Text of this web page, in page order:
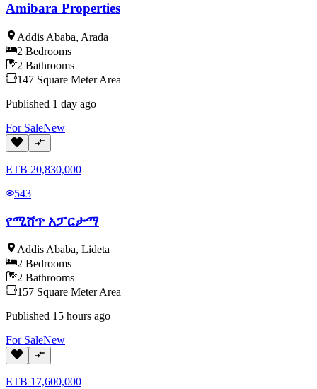
Amibara Properties
Addis Ababa, Arada
2 Bedrooms
2 Bathrooms
147 Square Meter Area
Published 1 day ago
For SaleNew
ETB 20,830,000
543
የሚሸጥ አፓርታማ
Addis Ababa, Lideta
2 Bedrooms
2 Bathrooms
157 Square Meter Area
Published 15 hours ago
For SaleNew
ETB 17,600,000